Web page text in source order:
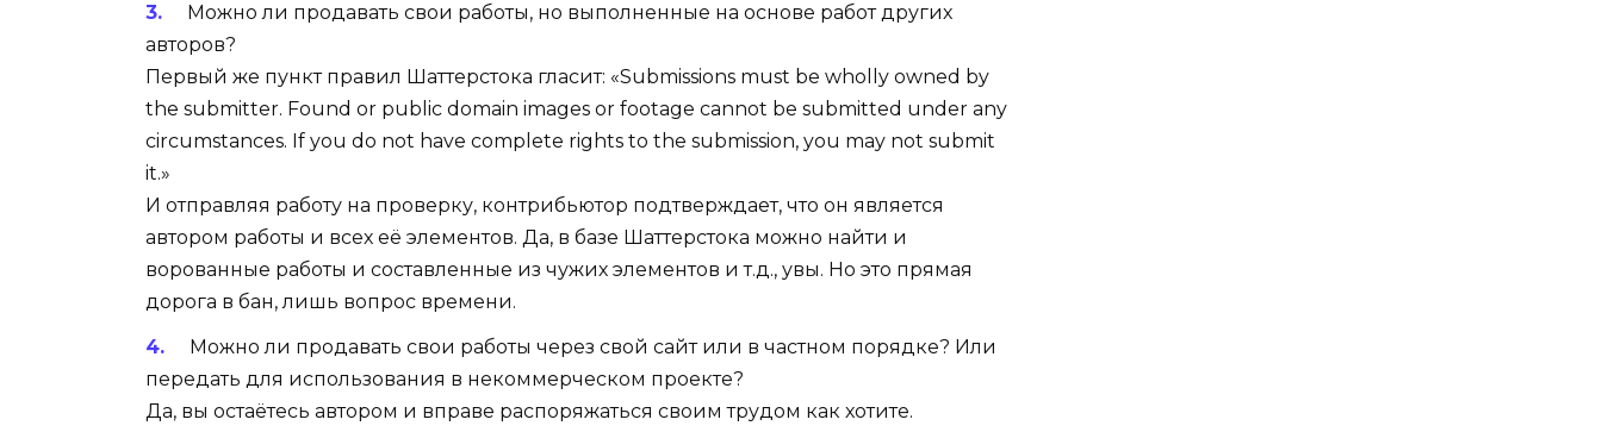
Можно ли продавать свои работы, но выполненные на основе работ других
авторов?
Первый же пункт правил Шаттерстока гласит: «Submissions must be wholly owned by
the submitter. Found or public domain images or footage cannot be submitted under any
circumstances. If you do not have complete rights to the submission, you may not submit
it.»
И отправляя работу на проверку, контрибьютор подтверждает, что он является
автором работы и всех её элементов. Да, в базе Шаттерстока можно найти и
ворованные работы и составленные из чужих элементов и т.д., увы. Но это прямая
дорога в бан, лишь вопрос времени.
Можно ли продавать свои работы через свой сайт или в частном порядке? Или
передать для использования в некоммерческом проекте?
Да, вы остаётесь автором и вправе распоряжаться своим трудом как хотите.